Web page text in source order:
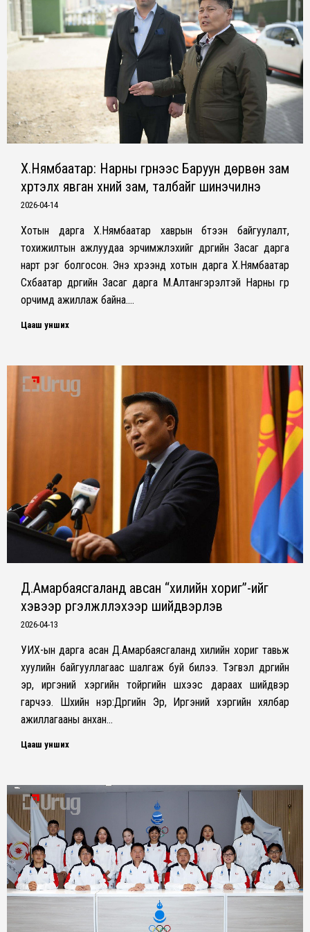
Х.Нямбаатар: Нарны гүүрнээс Баруун дөрвөн зам
хүртэлх явган хүний зам, талбайг шинэчилнэ
2026-04-14
Хотын дарга Х.Нямбаатар хаврын бүтээн байгуулалт,
тохижилтын ажлуудаа эрчимжүүлэхийг дүүргийн Засаг дарга
нарт үүрэг болгосон. Энэ хүрээнд хотын дарга Х.Нямбаатар
Сүхбаатар дүүргийн Засаг дарга М.Алтангэрэлтэй Нарны гүүр
орчимд ажиллаж байна.…
Цааш унших
Д.Амарбаясгаланд авсан “хилийн хориг”-ийг
хэвээр үргэлжлүүлэхээр шийдвэрлэв
2026-04-13
УИХ-ын дарга асан Д.Амарбаясгаланд хилийн хориг тавьж
хуулийн байгууллагаас шалгаж буй билээ. Тэгвэл дүүргийн
эрүү, иргэний хэргийн тойргийн шүүхээс дараах шийдвэр
гарчээ. Шүүхийн нэр:Дүүргийн Эрүү, Иргэний хэргийн хялбар
ажиллагааны анхан…
Цааш унших